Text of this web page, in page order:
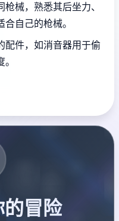
械，熟悉其后坐力、
自己的枪械。
配件，如消音器用于偷
冒险